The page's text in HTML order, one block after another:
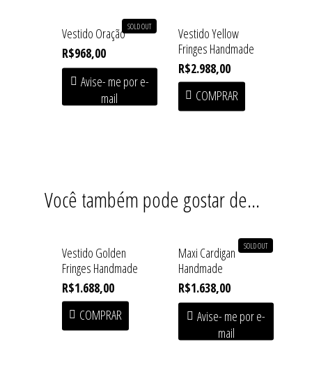
Vestido Oração
R$968,00
Avise- me por e-
mail
SOLD OUT
Vestido Yellow
Fringes Handmade
R$2.988,00
COMPRAR
Você também pode gostar de…
Vestido Golden
Fringes Handmade
R$1.688,00
COMPRAR
Maxi Cardigan
Handmade
R$1.638,00
Avise- me por e-
mail
SOLD OUT
Baby Line
Beachwear
Blusas
Linha Home
Shorts/Calças
Vestidos/Macacão
SALE
Coleções
Congado
Armazém
Fundição
Press
Contato